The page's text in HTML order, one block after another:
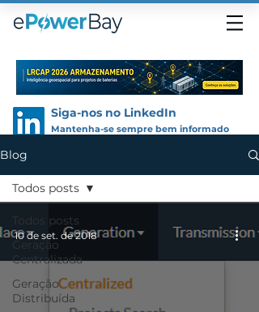
Siga-nos no LinkedIn
Mantenha-se sempre bem informado
Blog
Todos posts
Geração
Centralizada
Geração
Distribuída
Todos posts
10 de set. de 2018